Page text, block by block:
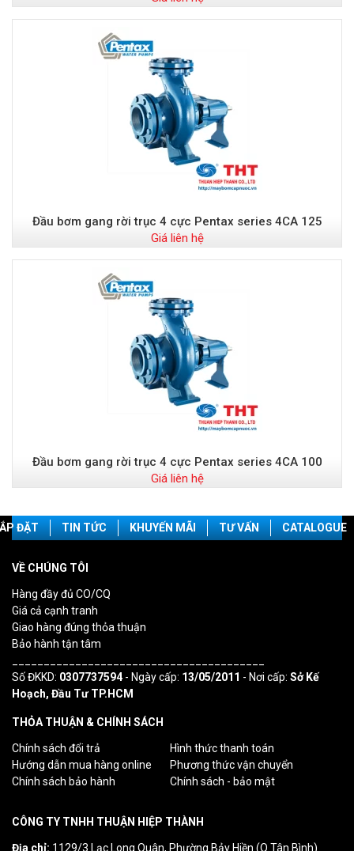
Đầu bơm gang rời trục 4 cực Pentax series 4CA 125
Giá liên hệ
Đầu bơm gang rời trục 4 cực Pentax series 4CA 100
Giá liên hệ
ĐẶT TIN TỨC KHUYẾN MÃI TƯ VẤN CATALOGUE
VỀ CHÚNG TÔI
Hàng đầy đủ CO/CQ
Giá cả cạnh tranh
Giao hàng đúng thỏa thuận
Bảo hành tận tâm
Số ĐKKD: 0307737594- Ngày cấp: 13/05/2011 - Nơi cấp: Sở Kế
Hoạch, Đầu Tư TP.HCM
THỎA THUẬN & CHÍNH SÁCH
Chính sách đổi trả
Hình thức thanh toán
Hướng dẫn mua hàng online
Phương thức vận chuyển
Chính sách bảo hành
Chính sách - bảo mật
CÔNG TY TNHH THUẬN HIỆP THÀNH
Địa chỉ: 1129/3 Lạc Long Quân, Phường Bảy Hiền (Q.Tân Bình)